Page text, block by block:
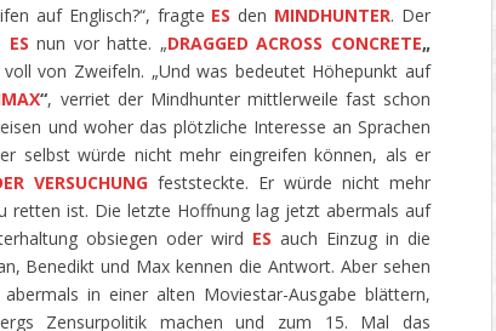
auf Englisch?“, fragte ES den MINDHUNTER. Der
ES nun vor hatte. „DRAGGED ACROSS CONCRETE„
von Zweifeln. „Und was bedeutet Höhepunkt auf
“, verriet der Mindhunter mittlerweile fast schon
und woher das plötzliche Interesse an Sprachen
selbst würde nicht mehr eingreifen können, als er
VERSUCHUNG feststeckte. Er würde nicht mehr
retten ist. Die letzte Hoffnung lag jetzt abermals auf
obsiegen oder wird ES auch Einzug in die
Benedikt und Max kennen die Antwort. Aber sehen
in einer alten Moviestar-Ausgabe blättern,
Zensurpolitik machen und zum 15. Mal das